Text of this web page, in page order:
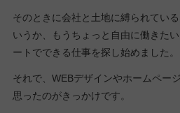
そのときに会社と土地に縛られてい
いうか、もうちょっと自由に働きた
ートでできる仕事を探し始めました。
それで、WEBデザインやホームペー
思ったのがきっかけです。